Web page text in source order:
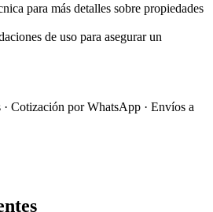
para más detalles sobre propiedades
de uso para asegurar un
Cotización por WhatsApp · Envíos a